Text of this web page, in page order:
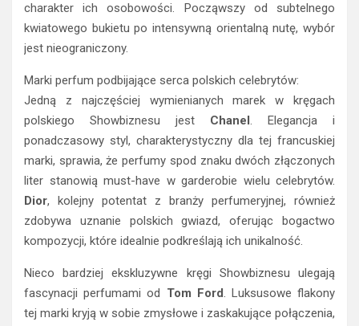
charakter ich osobowości. Począwszy od subtelnego
kwiatowego bukietu po intensywną orientalną nutę, wybór
jest nieograniczony.
Marki perfum podbijające serca polskich celebrytów:
Jedną z najczęściej wymienianych marek w kręgach
polskiego Showbiznesu jest Chanel. Elegancja i
ponadczasowy styl, charakterystyczny dla tej francuskiej
marki, sprawia, że perfumy spod znaku dwóch złączonych
liter stanowią must-have w garderobie wielu celebrytów.
Dior, kolejny potentat z branży perfumeryjnej, również
zdobywa uznanie polskich gwiazd, oferując bogactwo
kompozycji, które idealnie podkreślają ich unikalność.
Nieco bardziej ekskluzywne kręgi Showbiznesu ulegają
fascynacji perfumami od Tom Ford. Luksusowe flakony
tej marki kryją w sobie zmysłowe i zaskakujące połączenia,